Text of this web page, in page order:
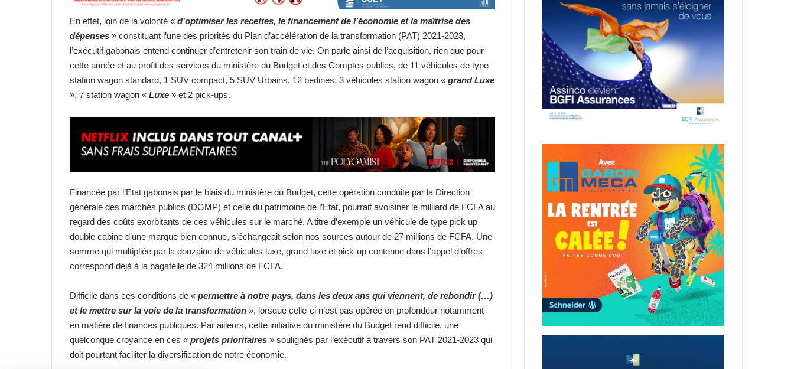
En effet, loin de la volonté « d’optimiser les recettes, le financement de l’économie et la maîtrise des
dépenses » constituant l’une des priorités du Plan d’accélération de la transformation (PAT) 2021-2023,
l’exécutif gabonais entend continuer d’entretenir son train de vie. On parle ainsi de l’acquisition, rien que pour
cette année et au profit des services du ministère du Budget et des Comptes publics, de 11 véhicules de type
station wagon standard, 1 SUV compact, 5 SUV Urbains, 12 berlines, 3 véhicules station wagon « grand Luxe
», 7 station wagon « Luxe » et 2 pick-ups.
Financée par l’Etat gabonais par le biais du ministère du Budget, cette opération conduite par la Direction
générale des marchés publics (DGMP) et celle du patrimoine de l’Etat, pourrait avoisiner le milliard de FCFA au
regard des coûts exorbitants de ces véhicules sur le marché. A titre d’exemple un véhicule de type pick up
double cabine d’une marque bien connue, s’échangeait selon nos sources autour de 27 millions de FCFA. Une
somme qui multipliée par la douzaine de véhicules luxe, grand luxe et pick-up contenue dans l’appel d’offres
correspond déjà à la bagatelle de 324 millions de FCFA.
Difficile dans ces conditions de « permettre à notre pays, dans les deux ans qui viennent, de rebondir (…)
et le mettre sur la voie de la transformation », lorsque celle-ci n’est pas opérée en profondeur notamment
en matière de finances publiques. Par ailleurs, cette initiative du ministère du Budget rend difficile, une
quelconque croyance en ces « projets prioritaires » soulignés par l’exécutif à travers son PAT 2021-2023 qui
doit pourtant faciliter la diversification de notre économie.
Cybersécurité : la SEEG révèle avoir
perdu près de 95 % de ses
infrastructures informatiques